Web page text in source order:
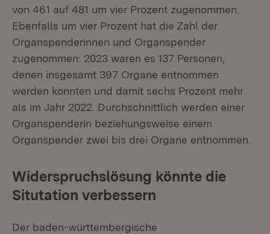
von 461 auf 481 um vier Prozent zugenommen.
Ebenfalls um vier Prozent hat die Zahl der
Organspenderinnen und Organspender
zugenommen: 2023 waren es 137 Personen,
denen insgesamt 397 Organe entnommen
werden konnten und damit sechs Prozent mehr
als im Jahr 2022. Durchschnittlich werden einer
Organspenderin beziehungsweise einem
Organspender zwei bis drei Organe entnommen.
Widerspruchslösung könnte die
Situtation verbessern
Der baden-württembergische